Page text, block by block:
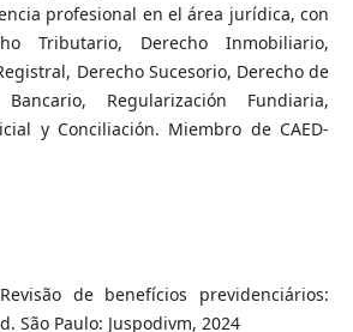
profesional en el área jurídica, con
Tributario, Derecho Inmobiliario,
Derecho Sucesorio, Derecho de
Regularización Fundiaria,
y Conciliación. Miembro de CAED-
de benefícios previdenciários:
São Paulo: Juspodivm, 2024